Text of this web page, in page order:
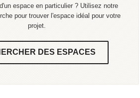
espace en particulier ? Utilisez notre
pour trouver l'espace idéal pour votre
projet.
DES ESPACES